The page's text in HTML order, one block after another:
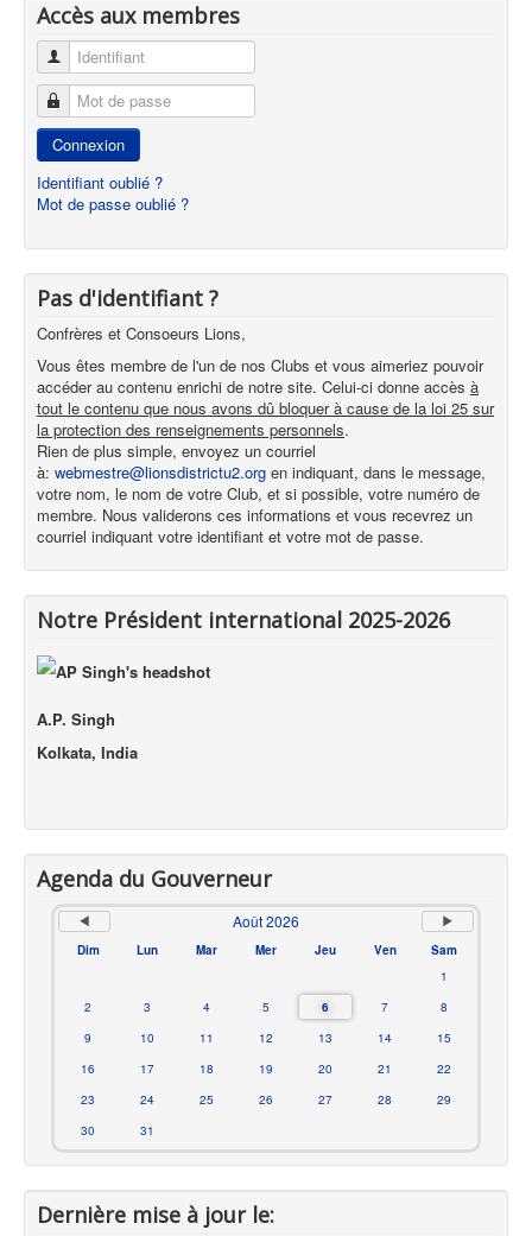
Accès aux membres
Identifiant
Mot de passe
Connexion
Identifiant oublié ?
Mot de passe oublié ?
Pas d'identifiant ?
Confrères et Consoeurs Lions,
Vous êtes membre de l'un de nos Clubs et vous aimeriez pouvoir
accéder au contenu enrichi de notre site. Celui-ci donne accès à
tout le contenu que nous avons dû bloquer à cause de la loi 25 sur
la protection des renseignements personnels.
Rien de plus simple, envoyez un courriel
à: webmestre@lionsdistrictu2.org en indiquant, dans le message,
votre nom, le nom de votre Club, et si possible, votre numéro de
membre. Nous validerons ces informations et vous recevrez un
courriel indiquant votre identifiant et votre mot de passe.
Notre Président international 2025-2026
A.P. Singh
Kolkata, India
Agenda du Gouverneur
Août 2026
Dim Lun Mar Mer Jeu Ven
Sam
1
2
3 4 5 6 7
8
9
10 11 12 13 14
15
16
17 18 19 20 21
22
23
24 25 26 27 28
29
30
31
Dernière mise à jour le: